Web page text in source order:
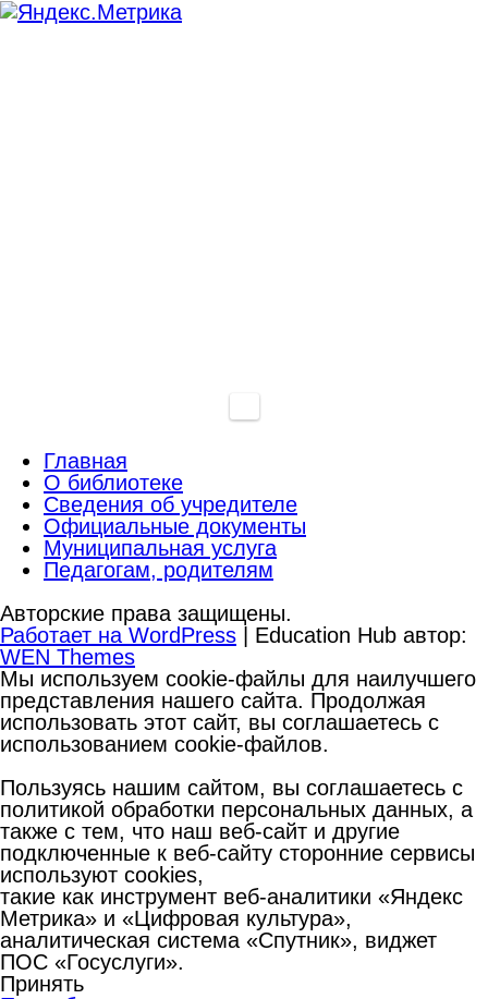
Главная
О библиотеке
Сведения об учредителе
Официальные документы
Муниципальная услуга
Педагогам, родителям
Авторские права защищены.
Работает на WordPress | Education Hub автор:
WEN Themes
Мы используем cookie-файлы для наилучшего
представления нашего сайта. Продолжая
использовать этот сайт, вы соглашаетесь с
использованием cookie-файлов.
Пользуясь нашим сайтом, вы соглашаетесь с
политикой обработки персональных данных, а
также с тем, что наш веб-сайт и другие
подключенные к веб-сайту сторонние сервисы
используют cookies,
такие как инструмент веб-аналитики «Яндекс
Метрика» и «Цифровая культура»,
аналитическая система «Спутник», виджет
ПОС «Госуслуги».
Принять